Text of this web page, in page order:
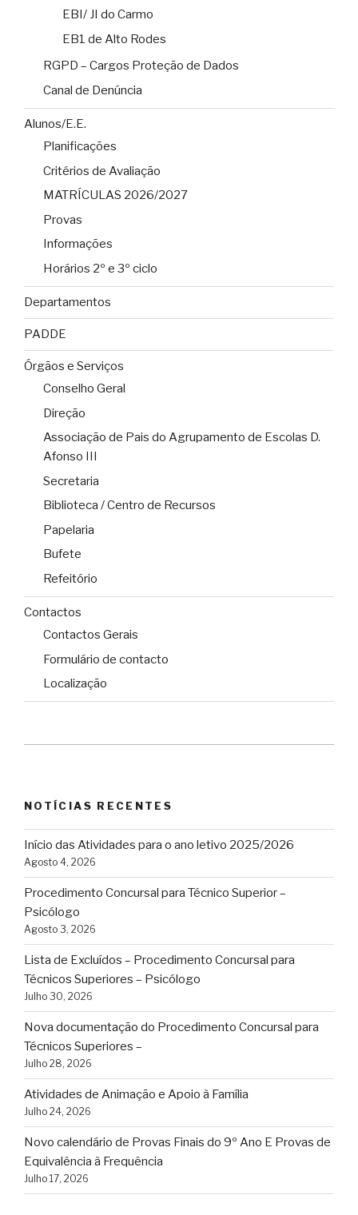
EBI/ JI do Carmo
EB1 de Alto Rodes
RGPD – Cargos Proteção de Dados
Canal de Denúncia
Alunos/E.E.
Planificações
Critérios de Avaliação
MATRÍCULAS 2026/2027
Provas
Informações
Horários 2º e 3º ciclo
Departamentos
PADDE
Órgãos e Serviços
Conselho Geral
Direção
Associação de Pais do Agrupamento de Escolas D.
Afonso III
Secretaria
Biblioteca / Centro de Recursos
Papelaria
Bufete
Refeitório
Contactos
Contactos Gerais
Formulário de contacto
Localização
NOTÍCIAS RECENTES
Início das Atividades para o ano letivo 2025/2026
Agosto 4, 2026
Procedimento Concursal para Técnico Superior –
Psicólogo
Agosto 3, 2026
Lista de Excluídos – Procedimento Concursal para
Técnicos Superiores – Psicólogo
Julho 30, 2026
Nova documentação do Procedimento Concursal para
Técnicos Superiores –
Julho 28, 2026
Atividades de Animação e Apoio à Família
Julho 24, 2026
Novo calendário de Provas Finais do 9º Ano E Provas de
Equivalência à Frequência
Julho 17, 2026